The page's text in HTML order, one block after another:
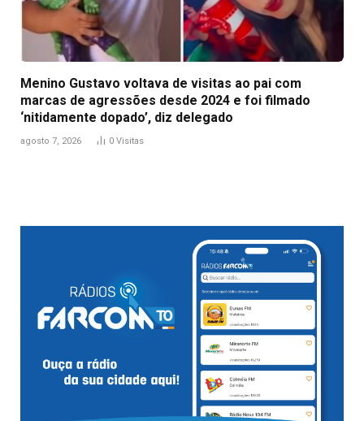
Menino Gustavo voltava de visitas ao pai com
marcas de agressões desde 2024 e foi filmado
‘nitidamente dopado’, diz delegado
agosto 7, 2026 0 Visitas